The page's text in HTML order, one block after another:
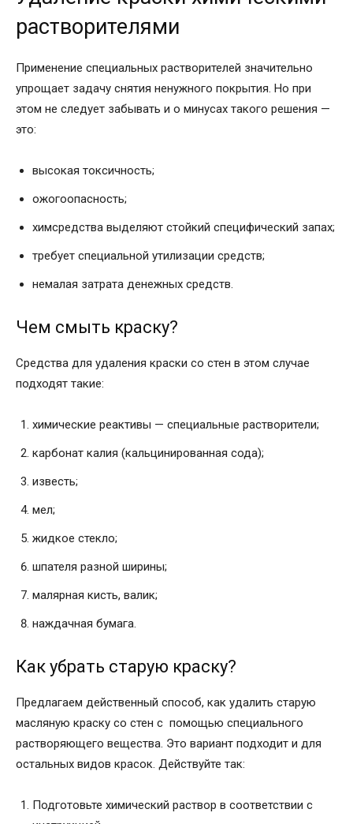
растворителями
Применение специальных растворителей значительно
упрощает задачу снятия ненужного покрытия. Но при
этом не следует забывать и о минусах такого решения —
это:
высокая токсичность;
ожогоопасность;
химсредства выделяют стойкий специфический запах;
требует специальной утилизации средств;
немалая затрата денежных средств.
Чем смыть краску?
Средства для удаления краски со стен в этом случае
подходят такие:
химические реактивы — специальные растворители;
карбонат калия (кальцинированная сода);
известь;
мел;
жидкое стекло;
шпателя разной ширины;
малярная кисть, валик;
наждачная бумага.
Как убрать старую краску?
Предлагаем действенный способ, как удалить старую
масляную краску со стен с помощью специального
растворяющего вещества. Это вариант подходит и для
остальных видов красок. Действуйте так:
Подготовьте химический раствор в соответствии с